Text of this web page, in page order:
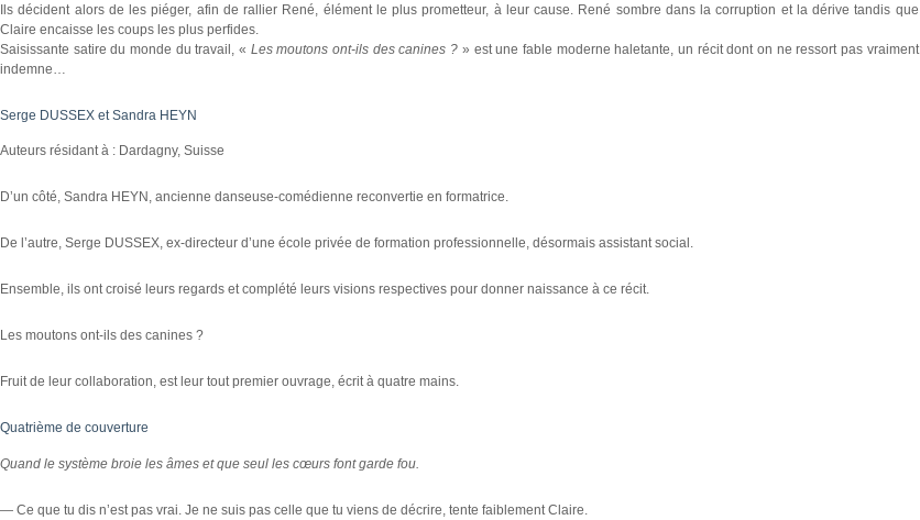
Ils décident alors de les piéger, afin de rallier René, élément le plus prometteur, à leur cause. René sombre dans la corruption et la dérive tandis que
Claire encaisse les coups les plus perfides.
Saisissante satire du monde du travail, « Les moutons ont-ils des canines ? » est une fable moderne haletante, un récit dont on ne ressort pas vraiment
indemne…
Serge DUSSEX et Sandra HEYN
Auteurs résidant à : Dardagny, Suisse
D’un côté, Sandra HEYN, ancienne danseuse-comédienne reconvertie en formatrice.
De l’autre, Serge DUSSEX, ex-directeur d’une école privée de formation professionnelle, désormais assistant social.
Ensemble, ils ont croisé leurs regards et complété leurs visions respectives pour donner naissance à ce récit.
Les moutons ont-ils des canines ?
Fruit de leur collaboration, est leur tout premier ouvrage, écrit à quatre mains.
Quatrième de couverture
Quand le système broie les âmes et que seul les cœurs font garde fou.
— Ce que tu dis n’est pas vrai. Je ne suis pas celle que tu viens de décrire, tente faiblement Claire.